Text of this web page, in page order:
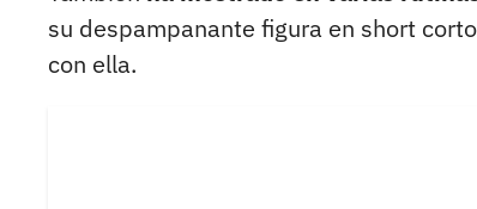
su despampanante figura en short
con ella.